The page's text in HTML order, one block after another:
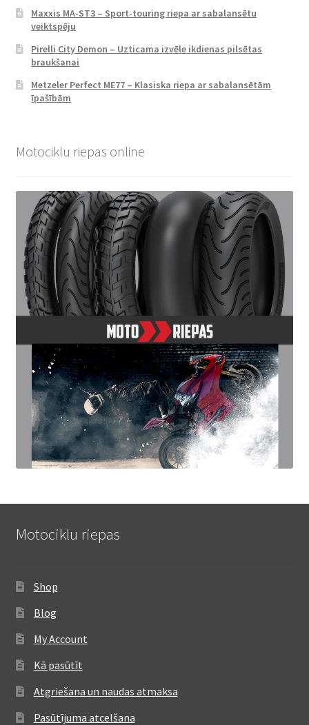
Maxxis MA-ST3 – Sport-touring riepa ar sabalansētu
veiktspēju
Pirelli City Demon – Uzticama izvēle ikdienas pilsētas
braukšanai
Metzeler Perfect ME77 – Klasiska riepa ar sabalansētām
īpašībām
Motociklu riepas online
Motociklu riepas
Shop
Blog
My Account
Kā pasūtīt
Atgriešana un naudas atmaksa
Pasūtījuma atcelšana